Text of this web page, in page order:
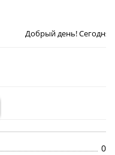
день! СегодняВоскресенье
0